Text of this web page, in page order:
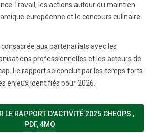
Travail, les actions autour du maintien
européenne et le concours culinaire
aux partenariats avec les
professionnelles et les acteurs de
Le rapport se conclut par les temps forts
enjeux identifiés pour 2026.
LE RAPPORT D'ACTIVITÉ 2025 CHEOPS ,
PDF, 4MO